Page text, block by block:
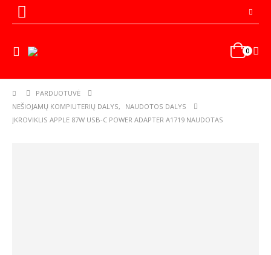
0
PARDUOTUVĖ
NEŠIOJAMŲ KOMPIUTERIŲ DALYS,
NAUDOTOS DALYS
ĮKROVIKLIS APPLE 87W USB-C POWER ADAPTER A1719 NAUDOTAS